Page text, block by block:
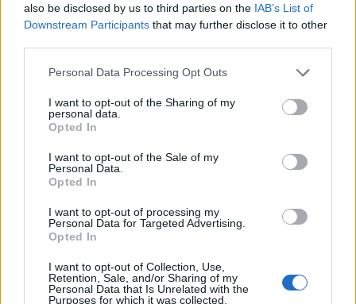
also be disclosed by us to third parties on the IAB’s List of
Downstream Participants that may further disclose it to other
Personal Data Processing Opt Outs
I want to opt-out of the Sharing of my
personal data.
Opted In
I want to opt-out of the Sale of my
Personal Data.
Opted In
I want to opt-out of processing my
Personal Data for Targeted Advertising.
Opted In
I want to opt-out of Collection, Use,
Retention, Sale, and/or Sharing of my
Personal Data that Is Unrelated with the
Purposes for which it was collected.
dirigente scolastica
dell’Istituto B di
Tortona ad inviare il
11 Maggio 2019
In "Tortona"
Tortona, preside e vice
scuola
In "Lettere"